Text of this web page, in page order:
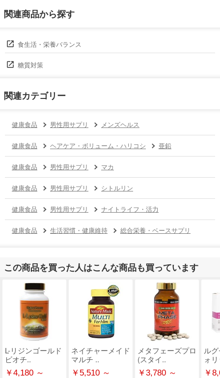
関連商品から探す
食生活・栄養バランス
糖質対策
関連カテゴリー
健康食品 男性用サプリ メンズヘルス
健康食品 ヘアケア・ボリューム・ハリコシ 亜鉛
健康食品 男性用サプリ マカ
健康食品 男性用サプリ シトルリン
健康食品 男性用サプリ ナイトライフ・活力
健康食品 生活習慣・健康維持 総合栄養・ベースサプリ
この商品を買った人はこんな商品も買っています
L-リジンゴールド
ビオチ..
￥4,180 ～
ネイチャーメイド
マルチ ..
￥5,510 ～
メタフェーズプロ
(スタイ..
￥3,780 ～
ル
ォ
￥